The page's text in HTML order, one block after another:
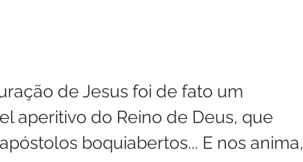
de Jesus foi de fato um
aperitivo do Reino de Deus, que
boquiabertos... E nos anima,